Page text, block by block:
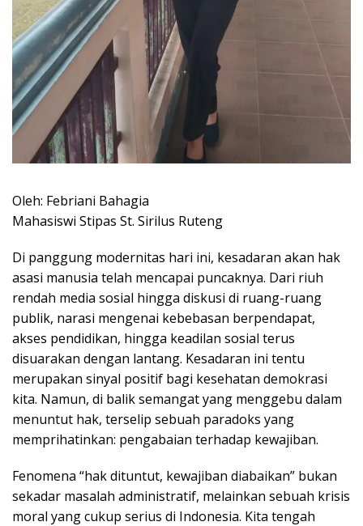
Oleh: Febriani Bahagia
Mahasiswi Stipas St. Sirilus Ruteng
​Di panggung modernitas hari ini, kesadaran akan hak
asasi manusia telah mencapai puncaknya. Dari riuh
rendah media sosial hingga diskusi di ruang-ruang
publik, narasi mengenai kebebasan berpendapat,
akses pendidikan, hingga keadilan sosial terus
disuarakan dengan lantang. Kesadaran ini tentu
merupakan sinyal positif bagi kesehatan demokrasi
kita. Namun, di balik semangat yang menggebu dalam
menuntut hak, terselip sebuah paradoks yang
memprihatinkan: pengabaian terhadap kewajiban.
​Fenomena “hak dituntut, kewajiban diabaikan” bukan
sekadar masalah administratif, melainkan sebuah krisis
moral yang cukup serius di Indonesia. Kita tengah